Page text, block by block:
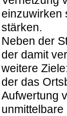
Vernetzung
einzuwirken
stärken.
Neben der
der damit
weitere
der das
Aufwertung